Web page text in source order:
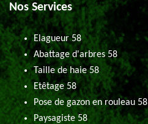
Nos Services
Elagueur 58
Abattage d'arbres 58
Taille de haie 58
Etêtage 58
Pose de gazon en rouleau 58
Paysagiste 58